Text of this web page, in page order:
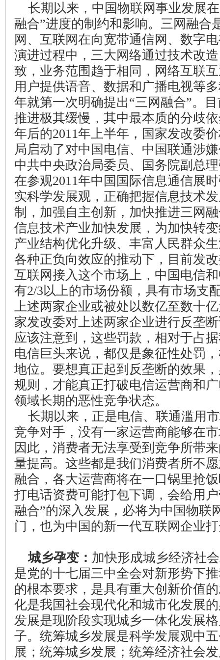
长期以来，中国物联网事业发展
融合”进度的制约和影响。三网融合
网、互联网在向宽带通信网、数字
演进过程中，三大网络通过技术改
致，业务范围趋于相同，网络互联
用户提供语音、数据和广播电视等
年就第一次明确提出“三网融合”。
推进极其缓慢，其中最本质的分歧
年后的2011年上半年，国家发改委
局启动了对中国电信、中国联通涉
中共中央政治局委员、国务院副总
在参观2011年中国国际信息通信展
实科学发展观，正确把握信息技术
制，加强自主创新，加快推进三网
信息技术产业加快发展，为加快转
产业结构优化升级、丰富人民群众
各种正负向效应的推动下，目前发
互联网接入这个市场上，中国电信
有2/3以上的市场份额，具有市场支
上述两家企业或被处以数亿至数十
家发改委对上述两家企业进行反垄
应该注意到，这些罚款，相对于占
电信巨头来说，都仅是象征性处罚
地位。要想真正起到反垄断的效果
规则，才能真正打破电信运营商和
领域长期的恶性竞争状态。
长期以来，正是电信、联通滥用
竞争对手，没有一家运营商能够在
因此，消费者无法享受到竞争所带
量提高。这些都是我们消费者所不
融合，各大运营商将在一口锅里抢
打电话资费可能打包下调，会给用
融合”的深入发展，必将为中国物联
门，也为中国的新一代互联网企业
城乡孕变： 加快形成城乡经济社
是党的十七届三中全会对新形势下
的根本要求，是具有重大创新价值
化是我国社会现代化和城市化发展
发展是现阶段实现城乡一体化发展
子。统筹城乡发展是科学发展观中
展；统筹城乡发展；统筹经济社会